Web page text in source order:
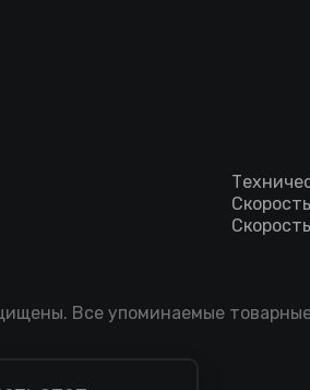
Все упоминаемые